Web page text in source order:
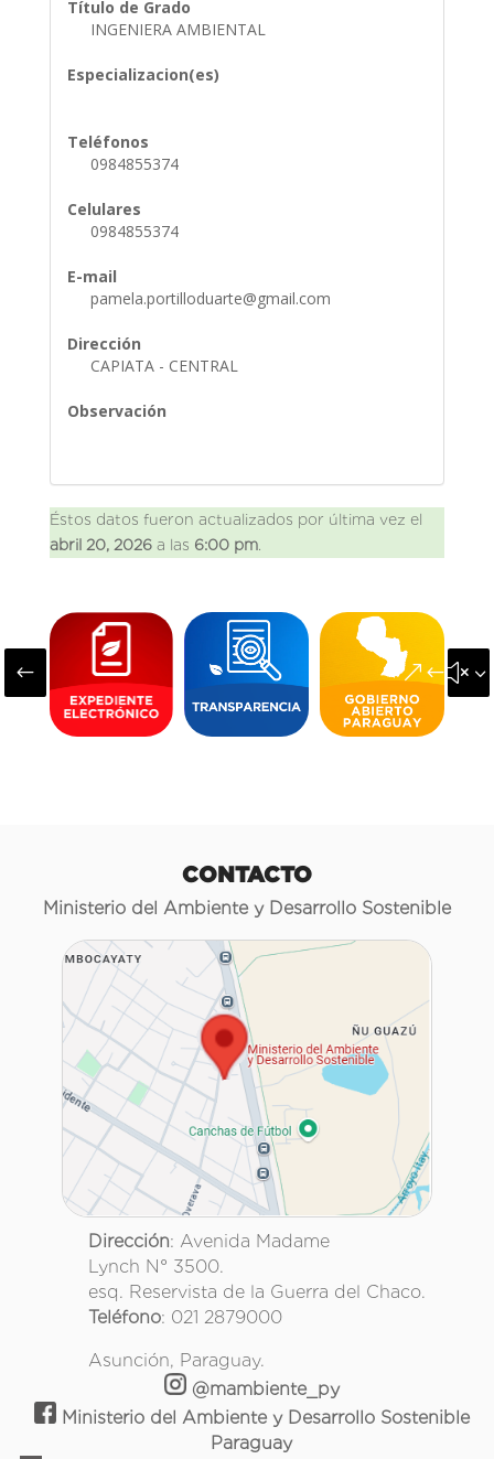
Título de Grado
INGENIERA AMBIENTAL
Especializacion(es)
Teléfonos
0984855374
Celulares
0984855374
E-mail
pamela.portilloduarte@gmail.com
Dirección
CAPIATA - CENTRAL
Observación
Éstos datos fueron actualizados por última vez el
abril 20, 2026a las 6:00 pm.
#
CONTACTO
Ministerio del Ambiente y Desarrollo Sostenible
Dirección: Avenida Madame
Lynch N° 3500.
esq. Reservista de la Guerra del Chaco.
Teléfono: 021 2879000
Asunción, Paraguay.
@mambiente_py
Ministerio del Ambiente y Desarrollo Sostenible
Paraguay